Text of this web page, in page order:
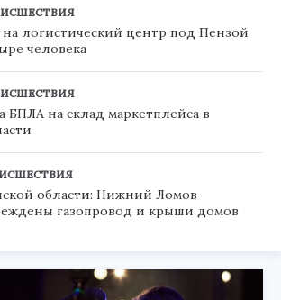
логистический центр под Пензой
человека
БПЛА на склад маркетплейса в
области: Нижний Ломов
газопровод и крыши домов